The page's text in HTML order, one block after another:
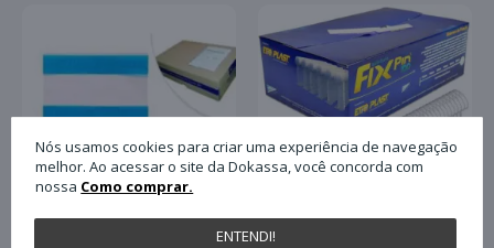
Nós usamos cookies para criar uma experiência de navegação
melhor. Ao acessar o site da Dokassa, você concorda com
nossa Como comprar.
ENTENDI!